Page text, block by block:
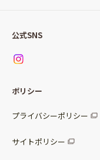
パッケージサラダ
惣菜サラダ
調味料
お問い合わせ
公式SNS
ポリシー
プライバシーポリシー
サイトポリシー